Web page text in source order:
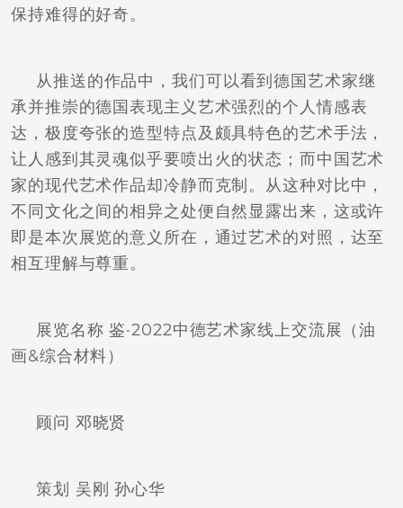
保持难得的好奇。
从推送的作品中，我们可以看到德国艺术家继
承并推崇的德国表现主义艺术强烈的个人情感表
达，极度夸张的造型特点及颇具特色的艺术手法，
让人感到其灵魂似乎要喷出火的状态；而中国艺术
家的现代艺术作品却冷静而克制。从这种对比中，
不同文化之间的相异之处便自然显露出来，这或许
即是本次展览的意义所在，通过艺术的对照，达至
相互理解与尊重。
展览名称 鉴·2022中德艺术家线上交流展（油
画&综合材料）
顾问 邓晓贤
策划 吴刚 孙心华